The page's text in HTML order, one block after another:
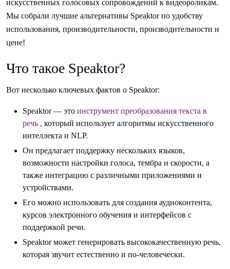
искусственных голосовых сопровождений к видеороликам.
Мы собрали лучшие альтернативы Speaktor по удобству
использования, производительности, производительности и
цене!
Что такое Speaktor?
Вот несколько ключевых фактов о Speaktor:
Speaktor — это инструмент преобразования текста в
речь , который использует алгоритмы искусственного
интеллекта и NLP.
Он предлагает поддержку нескольких языков,
возможности настройки голоса, тембра и скорости, а
также интеграцию с различными приложениями и
устройствами.
Его можно использовать для создания аудиоконтента,
курсов электронного обучения и интерфейсов с
поддержкой речи.
Speaktor может генерировать высококачественную речь,
которая звучит естественно и по-человечески.